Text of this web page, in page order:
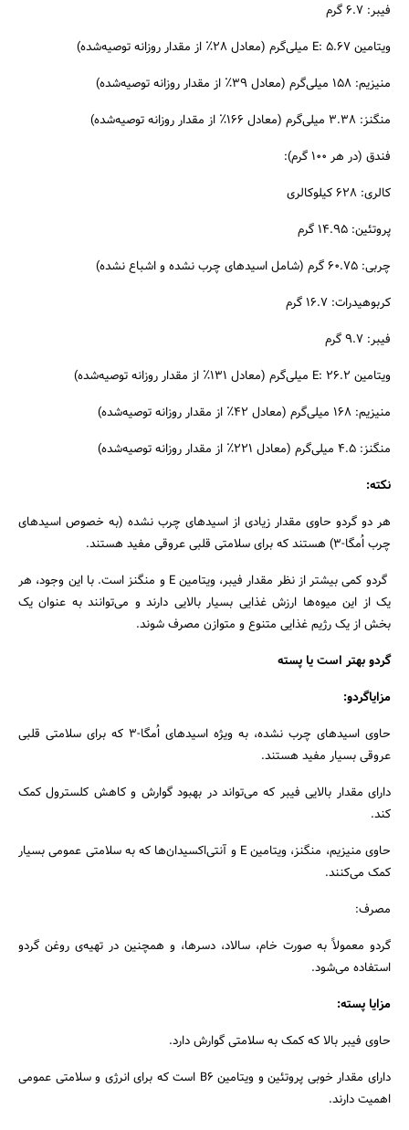
فیبر: 6.7 گرم
ویتامین E: 5.67 میلی‌گرم (معادل 28٪ از مقدار روزانه توصیه‌شده)
منیزیم: 158 میلی‌گرم (معادل 39٪ از مقدار روزانه توصیه‌شده)
منگنز: 3.38 میلی‌گرم (معادل 166٪ از مقدار روزانه توصیه‌شده)
فندق (در هر 100 گرم):
کالری: 628 کیلوکالری
پروتئین: 14.95 گرم
چربی: 60.75 گرم (شامل اسیدهای چرب نشده و اشباع نشده)
کربوهیدرات: 16.7 گرم
فیبر: 9.7 گرم
ویتامین E: 26.2 میلی‌گرم (معادل 131٪ از مقدار روزانه توصیه‌شده)
منیزیم: 168 میلی‌گرم (معادل 42٪ از مقدار روزانه توصیه‌شده)
منگنز: 4.5 میلی‌گرم (معادل 221٪ از مقدار روزانه توصیه‌شده)
نکته:
هر دو گردو حاوی مقدار زیادی از اسیدهای چرب نشده (به خصوص اسیدهای
چرب اُمگا-3) هستند که برای سلامتی قلبی عروقی مفید هستند.
گردو کمی بیشتر از نظر مقدار فیبر، ویتامین E و منگنز است. با این وجود، هر
یک از این میوه‌ها ارزش غذایی بسیار بالایی دارند و می‌توانند به عنوان یک
بخش از یک رژیم غذایی متنوع و متوازن مصرف شوند.
گردو بهتر است یا پسته
مزایاگردو:
حاوی اسیدهای چرب نشده، به ویژه اسیدهای اُمگا-3 که برای سلامتی قلبی
عروقی بسیار مفید هستند.
دارای مقدار بالایی فیبر که می‌تواند در بهبود گوارش و کاهش کلسترول کمک
کند.
حاوی منیزیم، منگنز، ویتامین E و آنتی‌اکسیدان‌ها که به سلامتی عمومی بسیار
کمک می‌کنند.
مصرف:
گردو معمولاً به صورت خام، سالاد، دسرها، و همچنین در تهیه‌ی روغن گردو
استفاده می‌شود.
مزایا پسته:
حاوی فیبر بالا که کمک به سلامتی گوارش دارد.
دارای مقدار خوبی پروتئین و ویتامین B6 است که برای انرژی و سلامتی عمومی
اهمیت دارند.